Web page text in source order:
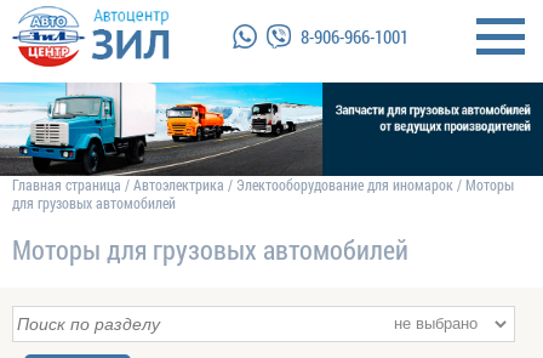
8-906-966-1001
Главная страница /Автоэлектрика /Электооборудование для иномарок / Моторы
для грузовых автомобилей
Моторы для грузовых автомобилей